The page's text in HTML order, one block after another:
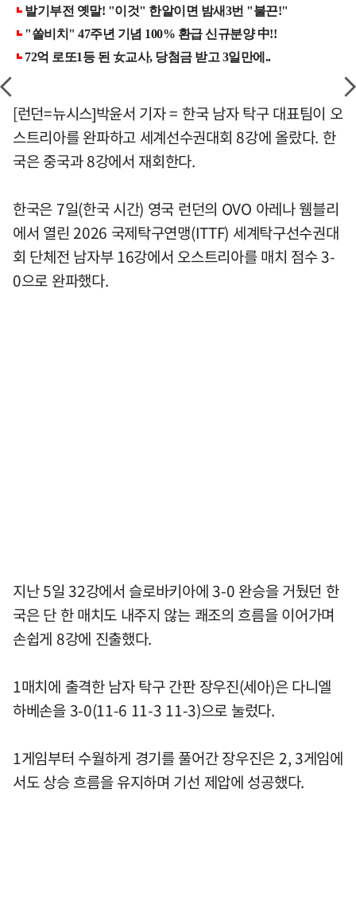
[런던=뉴시스]박윤서 기자 = 한국 남자 탁구 대표팀이 오
스트리아를 완파하고 세계선수권대회 8강에 올랐다. 한
국은 중국과 8강에서 재회한다.
한국은 7일(한국 시간) 영국 런던의 OVO 아레나 웸블리
에서 열린 2026 국제탁구연맹(ITTF) 세계탁구선수권대
회 단체전 남자부 16강에서 오스트리아를 매치 점수 3-
0으로 완파했다.
지난 5일 32강에서 슬로바키아에 3-0 완승을 거뒀던 한
국은 단 한 매치도 내주지 않는 쾌조의 흐름을 이어가며
손쉽게 8강에 진출했다.
1매치에 출격한 남자 탁구 간판 장우진(세아)은 다니엘
하베손을 3-0(11-6 11-3 11-3)으로 눌렀다.
1게임부터 수월하게 경기를 풀어간 장우진은 2, 3게임에
서도 상승 흐름을 유지하며 기선 제압에 성공했다.